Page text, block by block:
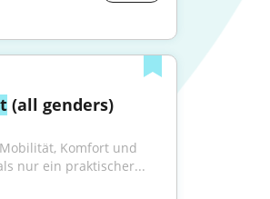
(all genders)
Komfort und
nur ein praktischer...